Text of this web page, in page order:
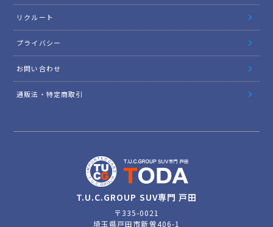
リクルート
プライバシー
お問い合わせ
通販法・特定商取引
T.U.C.GROUP SUV専門 戸田
〒335-0021
埼玉県戸田市新曽406-1